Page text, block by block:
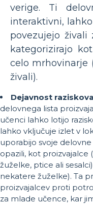
verige. Ti
interaktivni,
povezujejo
kategorizirajo
celo mrhovinarje
živali).
Dejavnost
delovnega lista
učenci lahko lotijo
lahko vključuje izlet v
uporabijo svoje delovne
opazili, kot proizvajalce
žuželke, ptice ali
nekatere žuželke). Ta
proizvajalcev proti
za mlade učence, kar